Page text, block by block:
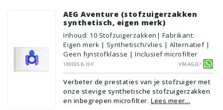
AEG Aventure (stofzuigerzakken
synthetisch, eigen merk)
Inhoud: 10 Stofzuigerzakken | Fabrikant:
Eigen merk | Synthetisch/vlies | Alternatief |
Geen fijnstofklasse | Inclusief microfilter
1000ES.B-10F
Vraagje?
Verbeter de prestaties van je stofzuiger met
onze stevige synthetische stofzuigerzakken
en inbegrepen microfilter. Lees meer...